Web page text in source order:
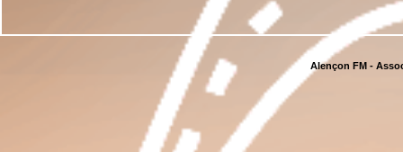
Alençon FM -